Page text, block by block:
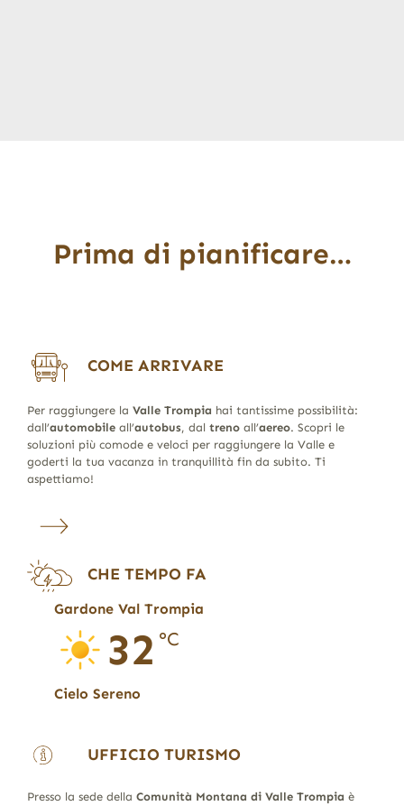
Prima di pianificare…
COME ARRIVARE
Per raggiungere la Valle Trompia hai tantissime possibilità:
dall’automobileall’autobus, dal trenoall’aereo. Scopri le
soluzioni più comode e veloci per raggiungere la Valle e
goderti la tua vacanza in tranquillità fin da subito. Ti
aspettiamo!
CHE TEMPO FA
Gardone Val Trompia
32 °C
Cielo Sereno
UFFICIO TURISMO
Presso la sede della Comunità Montana di Valle Trompia è